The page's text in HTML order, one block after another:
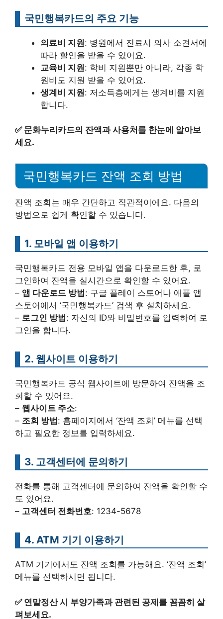
국민행복카드의 주요 기능
의료비 지원: 병원에서 진료시 의사 소견서에
따라 할인을 받을 수 있어요.
교육비 지원: 학비 지원뿐만 아니라, 각종 학
원비도 지원 받을 수 있어요.
생계비 지원: 저소득층에게는 생계비를 지원
합니다.
✅ 문화누리카드의 잔액과 사용처를 한눈에 알아보
세요.
국민행복카드 잔액 조회 방법
잔액 조회는 매우 간단하고 직관적이에요. 다음의
방법으로 쉽게 확인할 수 있습니다.
1. 모바일 앱 이용하기
국민행복카드 전용 모바일 앱을 다운로드한 후, 로
그인하여 잔액을 실시간으로 확인할 수 있어요.
– 앱 다운로드 방법 : 구글 플레이 스토어나 애플 앱
스토어에서 ‘국민행복카드’ 검색 후 설치하세요.
– 로그인 방법 : 자신의 ID와 비밀번호를 입력하여 로
그인을 합니다.
2. 웹사이트 이용하기
국민행복카드 공식 웹사이트에 방문하여 잔액을 조
회할 수 있어요.
– 웹사이트 주소:
– 조회 방법 : 홈페이지에서 ‘잔액 조회’ 메뉴를 선택
하고 필요한 정보를 입력하세요.
3. 고객센터에 문의하기
전화를 통해 고객센터에 문의하여 잔액을 확인할 수
도 있어요.
– 고객센터 전화번호: 1234-5678
4. ATM 기기 이용하기
ATM 기기에서도 잔액 조회를 가능해요. ‘잔액 조회’
메뉴를 선택하시면 됩니다.
✅ 연말정산 시 부양가족과 관련된 공제를 꼼꼼히 살
펴보세요.